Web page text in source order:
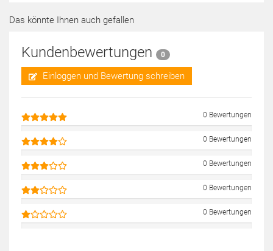
Das könnte Ihnen auch gefallen
Kundenbewertungen 0
Einloggen und Bewertung schreiben
0 Bewertungen
0 Bewertungen
0 Bewertungen
0 Bewertungen
0 Bewertungen